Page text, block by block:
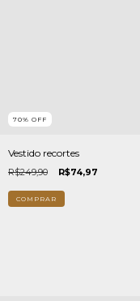
70% OFF
Vestido recortes
R$249,90 R$74,97
COMPRAR